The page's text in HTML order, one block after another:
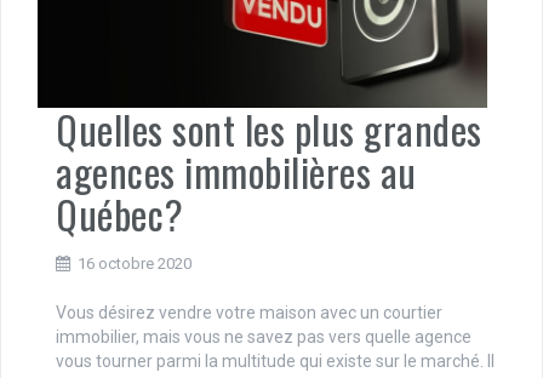
Quelles sont les plus grandes
agences immobilières au
Québec?
16 octobre 2020
Vous désirez vendre votre maison avec un courtier
immobilier, mais vous ne savez pas vers quelle agence
vous tourner parmi la multitude qui existe sur le marché. Il